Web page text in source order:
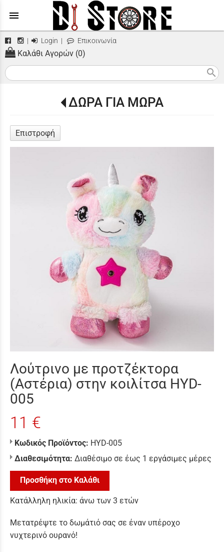
menu
| Login | Επικοινωνία
Καλάθι Αγορών (0)
search
ΔΩΡΑ ΓΙΑ ΜΩΡΑ
Επιστροφή
Λούτρινο με προτζέκτορα
(Αστέρια) στην κοιλίτσα HYD-
005
11 €
Κωδικός Προϊόντος: HYD-005
Διαθεσιμότητα: Διαθέσιμο σε έως 1 εργάσιμες μέρες
Προσθήκη στο Καλάθι
Κατάλληλη ηλικία: άνω των 3 ετών
Μετατρέψτε το δωμάτιό σας σε έναν υπέροχο
νυχτερινό ουρανό!